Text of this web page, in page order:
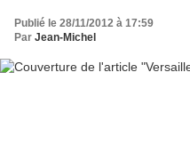
Publié le 28/11/2012 à 17:59
Par Jean-Michel